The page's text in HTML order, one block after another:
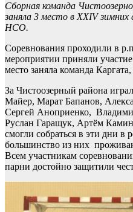
Сборная команда
заняла 3 место в XXIV зимних
НСО.
Соревнования проходили в
мероприятии приняли
место заняла команда
За Чистоозерный района
Майер, Марат Бапанов,
Сергей Аноприенко,
Руслан Гаращук, Артём
смогли собраться в эти дни в
большинство из них
Всем участникам
парни достойно защитили